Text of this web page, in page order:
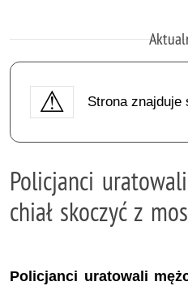
Strona znajduje
Policjanci
chiał skoczyć z
Policjanci uratowali